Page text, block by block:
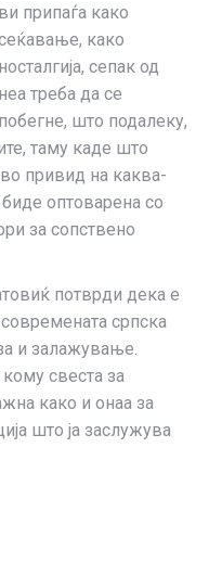
ви припаѓа како
како
носталгија, сепак од
неа треба да се
побегне, што подалеку,
таму каде што
привид на каква-
оптоварена со
за сопствено
потврди дека е
српска
и залажување.
свеста за
како и онаа за
што ја заслужува